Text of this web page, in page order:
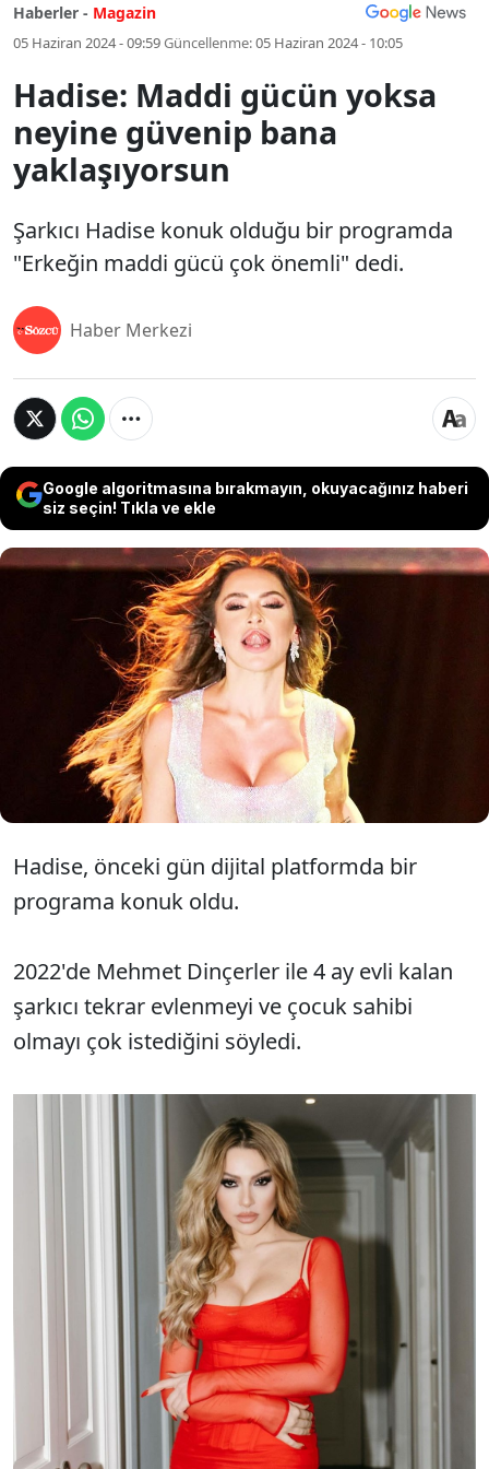
Haberler - Magazin
05 Haziran 2024 - 09:59Güncellenme:05 Haziran 2024 - 10:05
Hadise: Maddi gücün yoksa
neyine güvenip bana
yaklaşıyorsun
Şarkıcı Hadise konuk olduğu bir programda
"Erkeğin maddi gücü çok önemli" dedi.
Haber Merkezi
Google algoritmasına bırakmayın, okuyacağınız haberi
siz seçin! Tıkla ve ekle
Şarkıcı Hadise konuk olduğu bir
programda "Erkeğin maddi gücü
çok önemli" dedi.
Hadise, önceki gün dijital platformda bir
programa konuk oldu.
2022'de Mehmet Dinçerler ile 4 ay evli kalan
şarkıcı tekrar evlenmeyi ve çocuk sahibi
olmayı çok istediğini söyledi.